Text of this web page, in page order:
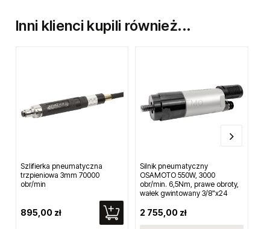
Inni klienci kupili również...
Szlifierka pneumatyczna
trzpieniowa 3mm 70000
obr/min
895,00 zł
Silnik pneumatyczny
OSAMOTO 550W, 3000
obr/min. 6,5Nm, prawe obroty,
wałek gwintowany 3/8"x24
2 755,00 zł